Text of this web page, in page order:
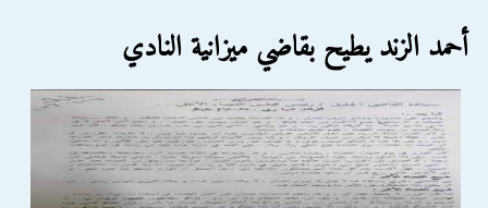
أحمد الزند يطيح بقاضي ميزانية النادي